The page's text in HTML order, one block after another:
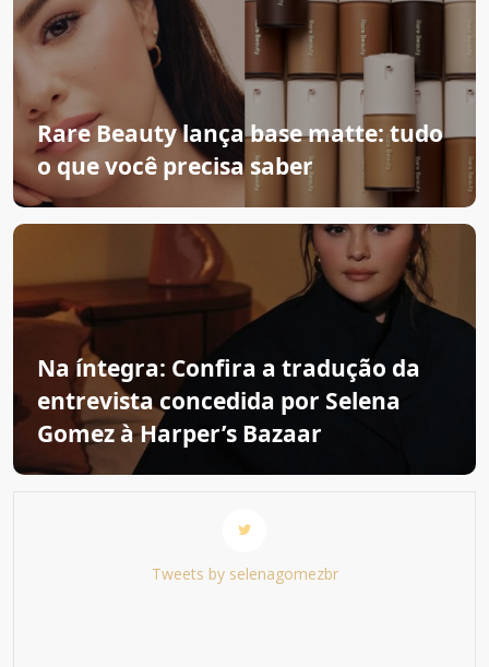
Rare Beauty lança base matte: tudo
o que você precisa saber
Na íntegra: Confira a tradução da
entrevista concedida por Selena
Gomez à Harper’s Bazaar
Tweets by selenagomezbr